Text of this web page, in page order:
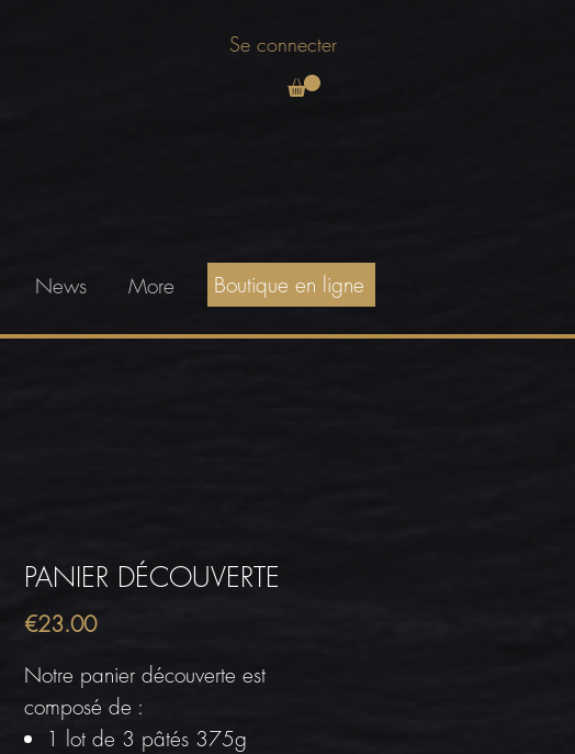
Se connecter
News More Boutique en ligne
PANIER DÉCOUVERTE
€23.00Price
Notre panier découverte est
composé de :
1 lot de 3 pâtés 375g